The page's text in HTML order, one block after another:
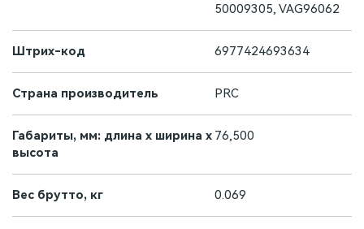
50009305, VAG96062
Штрих-код 6977424693634
Страна производитель PRC
Габариты, мм: длина х ширина х
высота
76,500
Вес брутто, кг 0.069